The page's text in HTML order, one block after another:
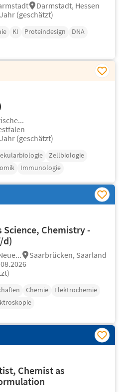
Darmstadt, Hessen
(geschätzt)
KI Proteindesign
DNA
(geschätzt)
Zellbiologie
Immunologie
Science, Chemistry -
d)
Saarbrücken, Saarland
Chemie
Elektrochemie
Chemist as